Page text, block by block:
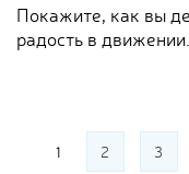
Покажите, как вы
радость в движении...
Страницы
1 2 3